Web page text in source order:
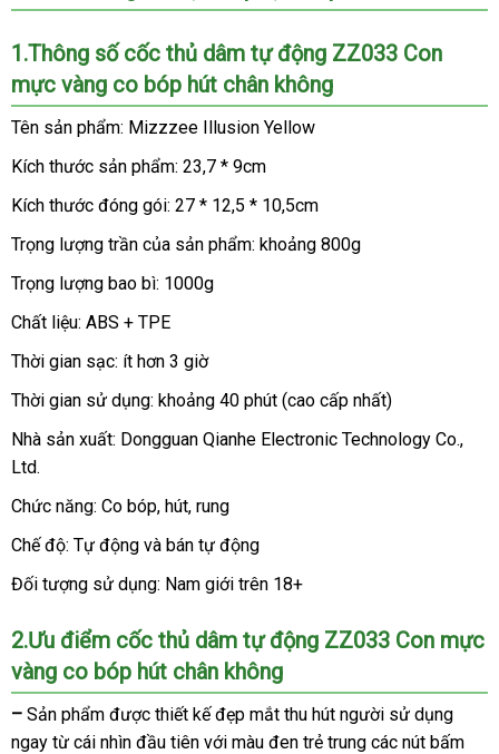
Mizzzee
Illusion
Yellow
bia
-
Cốc
dâm
động
ZZ033
mực
vàng
bóp
hút
không
1.Thông số cốc thủ dâm tự động ZZ033 Con
mực vàng co bóp hút chân không
Tên sản phẩm: Mizzzee Illusion Yellow
Kích thước sản phẩm: 23,7 * 9cm
Kích thước đóng gói: 27 * 12,5 * 10,5cm
Trọng lượng trần thông
minh
của sản phẩm: khoảng 800g
Trọng lượng bao bì: 1000g
Chất liệu: ABS + TPE
Thời gian sạc: ít hơn 3 giờ
Thời gian sử dụng: khoảng 40 phút (cao cấp nhất)
Nhà sản xuất: Dongguan Qianhe Electronic Technology Co.trung
,
Ltd.
Chức năng: Co bópbền
, hútLazada
, rung
Chế độ: Tự động link
web
và bán tự động
Đối tượng sử dụng: Nam giới trên 18+
2.Ưu điểm cốc thủ dâm tự động ZZ033 Con mực
vàng co bóp hút chân không
– Sản phẩm mua
hàng
được thiết kế đẹp mắt thu hút người sử dụng
ngay từ cái nhìn đầu tiên dịch
với màu đen trẻ trung cũ
các nút bấm